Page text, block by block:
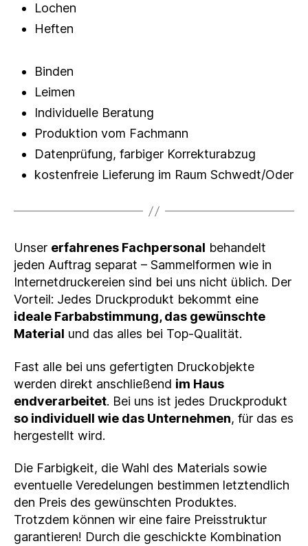
Lochen
Heften
Binden
Leimen
Individuelle Beratung
Produktion vom Fachmann
Datenprüfung, farbiger Korrekturabzug
kostenfreie Lieferung im Raum Schwedt/Oder
Unser erfahrenes Fachpersonal behandelt
jeden Auftrag separat – Sammelformen wie in
Internetdruckereien sind bei uns nicht üblich. Der
Vorteil: Jedes Druckprodukt bekommt eine
ideale Farbabstimmung, das gewünschte
Material und das alles bei Top-Qualität.
Fast alle bei uns gefertigten Druckobjekte
werden direkt anschließend im Haus
endverarbeitet. Bei uns ist jedes Druckprodukt
so individuell wie das Unternehmen, für das es
hergestellt wird.
Die Farbigkeit, die Wahl des Materials sowie
eventuelle Veredelungen bestimmen letztendlich
den Preis des gewünschten Produktes.
Trotzdem können wir eine faire Preisstruktur
garantieren! Durch die geschickte Kombination